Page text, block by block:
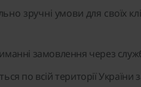
зручні умови для своїх
замовлення через
по всій території